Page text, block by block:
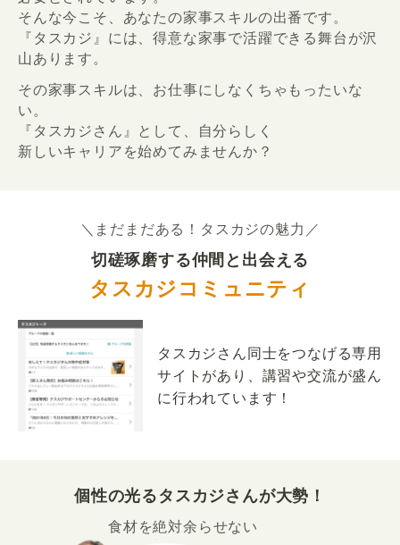
そんな今こそ、あなたの家事スキルの出番です。
『タスカジ』には、得意な家事で活躍できる舞台が沢
山あります。
その家事スキルは、お仕事にしなくちゃもったいな
い。
『タスカジさん』として、自分らしく
新しいキャリアを始めてみませんか？
＼まだまだある！タスカジの魅力／
切磋琢磨する仲間と出会える
タスカジコミュニティ
タスカジさん同士をつなげる専用
サイトがあり、講習や交流が盛ん
に行われています！
個性の光るタスカジさんが大勢！
食材を絶対余らせない